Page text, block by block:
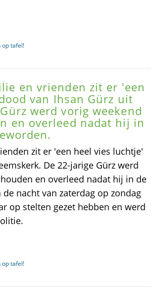
op tafel!
en vrienden zit er 'een
van Ihsan Gürz uit
werd vorig weekend
en overleed nadat hij in
zit er 'een heel vies luchtje'
De 22-jarige Gürz werd
en overleed nadat hij in de
nacht van zaterdag op zondag
op stelten gezet hebben en werd
op tafel!